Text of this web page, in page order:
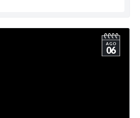
AGO
06